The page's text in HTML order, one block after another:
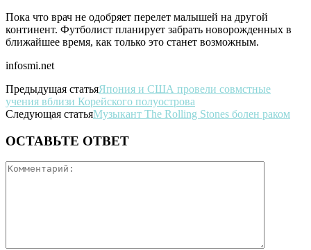
Пока что врач не одобряет перелет малышей на другой
континент. Футболист планирует забрать новорожденных в
ближайшее время, как только это станет возможным.
infosmi.net
Предыдущая статьяЯпония и США провели совмстные
учения вблизи Корейского полуострова
Следующая статьяМузыкант The Rolling Stones болен раком
ОСТАВЬТЕ ОТВЕТ